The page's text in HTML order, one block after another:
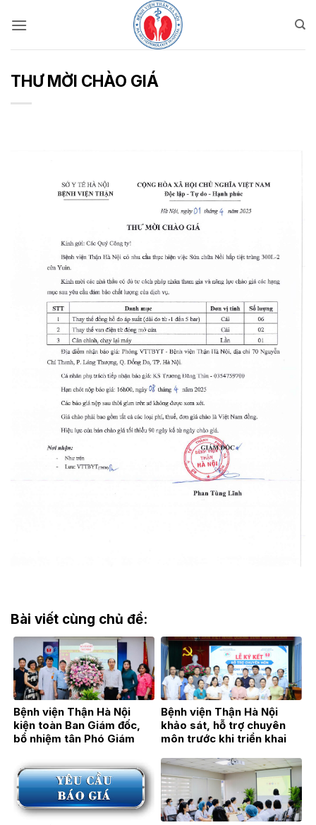
qua
THƯ MỜI CHÀO GIÁ
Bài viết cùng chủ đề:
Bệnh viện Thận Hà Nội
kiện toàn Ban Giám đốc,
bổ nhiệm tân Phó Giám
Bích Hằng
Bệnh viện Thận Hà Nội
khảo sát, hỗ trợ chuyên
môn trước khi triển khai
tại Bệnh viện Đa khoa Hoài
Đức